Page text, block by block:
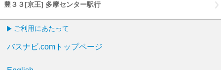
豊３３[京王] 多摩センター駅行
ご利用にあたって
バスナビ.comトップページ